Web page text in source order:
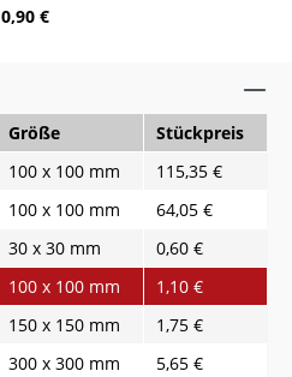
0,90 €
Größe
Stückpreis
100 x 100 mm
115,35 €
100 x 100 mm
64,05 €
30 x 30 mm
0,60 €
100 x 100 mm
1,10 €
150 x 150 mm
1,75 €
300 x 300 mm
5,65 €